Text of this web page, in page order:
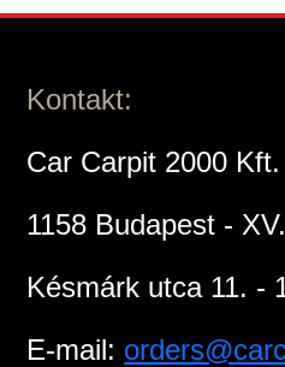
Kontakt:
Car Carpit 2000 Kft.
1158 Budapest -
Késmárk utca 11. -
E-mail: